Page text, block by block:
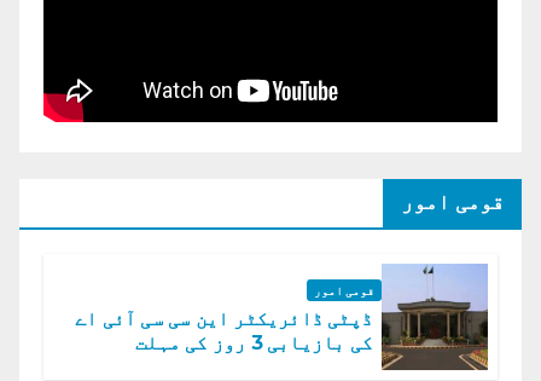
قومی امور
قومی امور
ڈپٹی ڈائریکٹر این سی سی آئی اے
کی بازیابی 3 روز کی مہلت